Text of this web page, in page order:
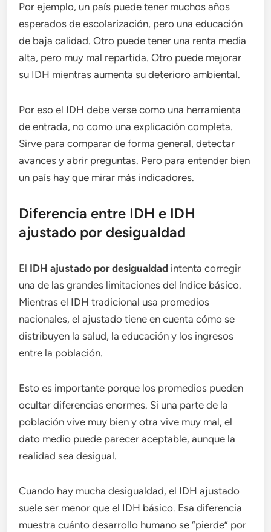
Por ejemplo, un país puede tener muchos años
esperados de escolarización, pero una educación
de baja calidad. Otro puede tener una renta media
alta, pero muy mal repartida. Otro puede mejorar
su IDH mientras aumenta su deterioro ambiental.
Por eso el IDH debe verse como una herramienta
de entrada, no como una explicación completa.
Sirve para comparar de forma general, detectar
avances y abrir preguntas. Pero para entender bien
un país hay que mirar más indicadores.
Diferencia entre IDH e IDH
ajustado por desigualdad
El IDH ajustado por desigualdad intenta corregir
una de las grandes limitaciones del índice básico.
Mientras el IDH tradicional usa promedios
nacionales, el ajustado tiene en cuenta cómo se
distribuyen la salud, la educación y los ingresos
entre la población.
Esto es importante porque los promedios pueden
ocultar diferencias enormes. Si una parte de la
población vive muy bien y otra vive muy mal, el
dato medio puede parecer aceptable, aunque la
realidad sea desigual.
Cuando hay mucha desigualdad, el IDH ajustado
suele ser menor que el IDH básico. Esa diferencia
muestra cuánto desarrollo humano se “pierde” por